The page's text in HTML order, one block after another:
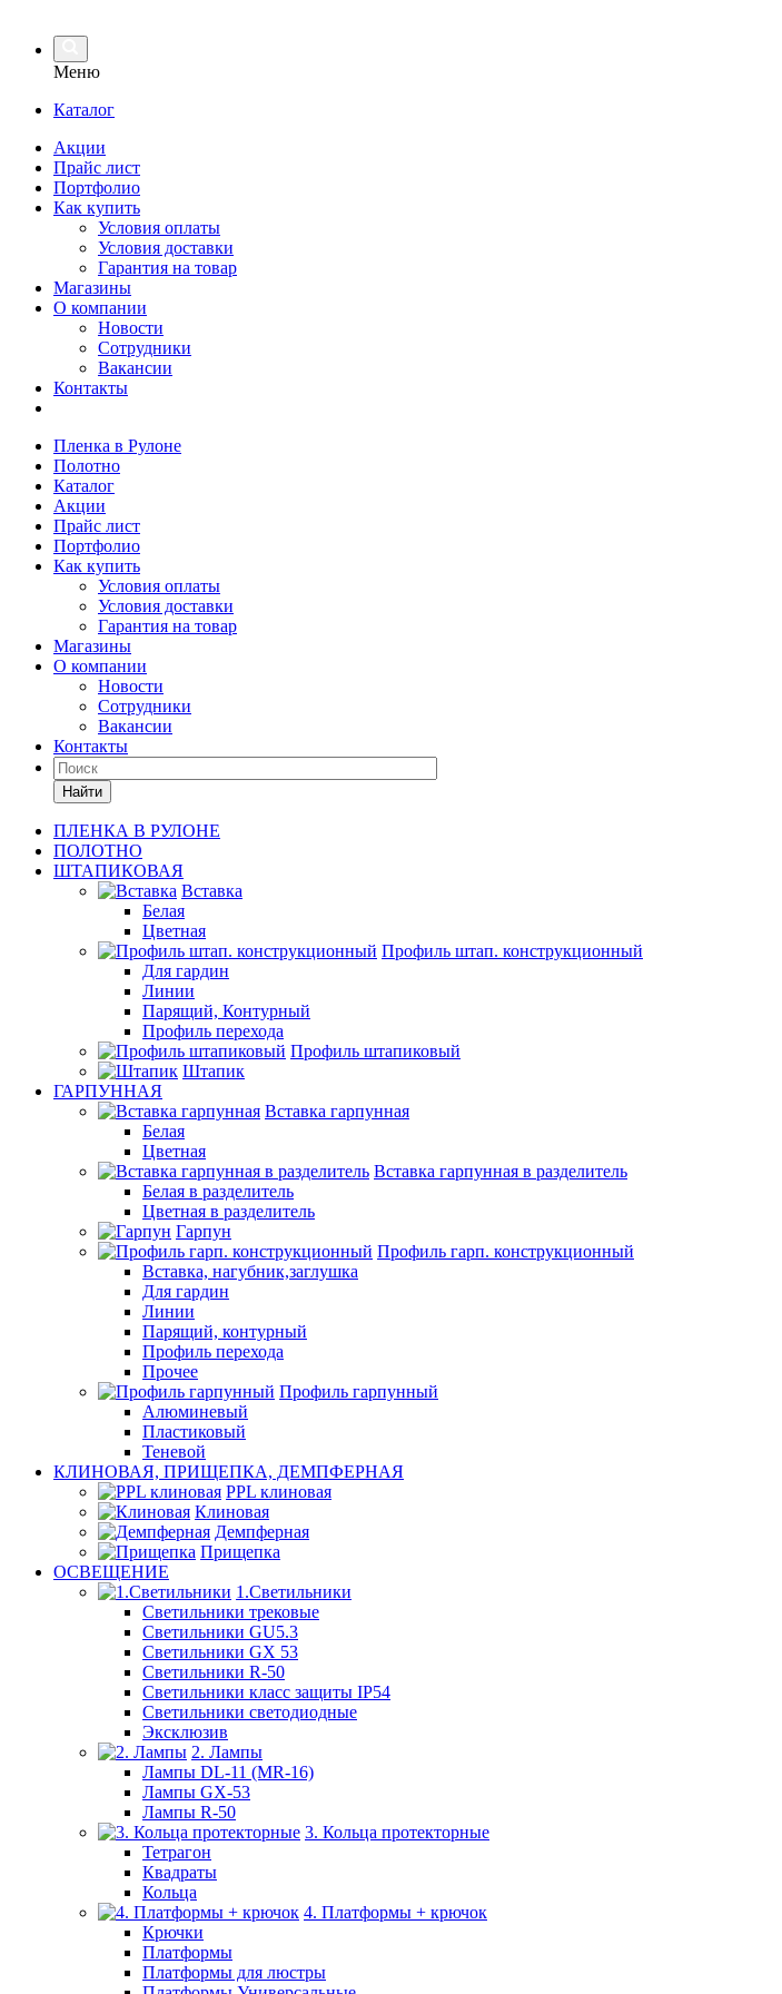
Меню
Каталог
Акции
Прайс лист
Портфолио
Как купить
Условия оплаты
Условия доставки
Гарантия на товар
Магазины
О компании
Новости
Сотрудники
Вакансии
Контакты
Пленка в Рулоне
Полотно
Каталог
Акции
Прайс лист
Портфолио
Как купить
Условия оплаты
Условия доставки
Гарантия на товар
Магазины
О компании
Новости
Сотрудники
Вакансии
Контакты
Найти
ПЛЕНКА В РУЛОНЕ
ПОЛОТНО
ШТАПИКОВАЯ
Вставка
Белая
Цветная
Профиль штап. конструкционный
Для гардин
Линии
Парящий, Контурный
Профиль перехода
Профиль штапиковый
Штапик
ГАРПУННАЯ
Вставка гарпунная
Белая
Цветная
Вставка гарпунная в разделитель
Белая в разделитель
Цветная в разделитель
Гарпун
Профиль гарп. конструкционный
Вставка, нагубник,заглушка
Для гардин
Линии
Парящий, контурный
Профиль перехода
Прочее
Профиль гарпунный
Алюминевый
Пластиковый
Теневой
КЛИНОВАЯ, ПРИЩЕПКА, ДЕМПФЕРНАЯ
PPL клиновая
Клиновая
Демпферная
Прищепка
ОСВЕЩЕНИЕ
1.Светильники
Светильники трековые
Светильники GU5.3
Светильники GX 53
Светильники R-50
Светильники класс защиты IP54
Светильники светодиодные
Эксклюзив
2. Лампы
Лампы DL-11 (MR-16)
Лампы GX-53
Лампы R-50
3. Кольца протекторные
Тетрагон
Квадраты
Кольца
4. Платформы + крючок
Крючки
Платформы
Платформы для люстры